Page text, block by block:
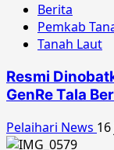
Berita
Pemkab
Tanah Laut
Resmi
GenRe Tala
Pelaihari News